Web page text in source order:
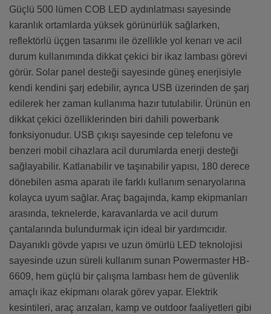
Güçlü 500 lümen COB LED aydınlatması sayesinde
karanlık ortamlarda yüksek görünürlük sağlarken,
reflektörlü üçgen tasarımı ile özellikle yol kenarı ve acil
durum kullanımında dikkat çekici bir ikaz lambası görevi
görür. Solar panel desteği sayesinde güneş enerjisiyle
kendi kendini şarj edebilir, ayrıca USB üzerinden de şarj
edilerek her zaman kullanıma hazır tutulabilir. Ürünün en
dikkat çekici özelliklerinden biri dahili powerbank
fonksiyonudur. USB çıkışı sayesinde cep telefonu ve
benzeri mobil cihazlara acil durumlarda enerji desteği
sağlayabilir. Katlanabilir ve taşınabilir yapısı, 180 derece
dönebilen asma aparatı ile farklı kullanım senaryolarına
kolayca uyum sağlar. Araç bagajında, kamp ekipmanları
arasında, teknelerde, karavanlarda ve acil durum
çantalarında bulundurmak için ideal bir yardımcıdır.
Dayanıklı gövde yapısı ve uzun ömürlü LED teknolojisi
sayesinde uzun süreli kullanım sunan Powermaster HB-
6609, hem güçlü bir çalışma lambası hem de güvenlik
amaçlı ikaz ekipmanı olarak görev yapar. Elektrik
kesintileri, araç arızaları, kamp ve outdoor faaliyetleri gibi